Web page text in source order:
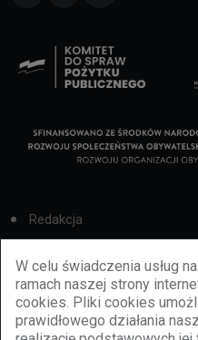
W celu świadczenia usług
ramach naszej strony
cookies. Pliki cookies
prawidłowego działania
Redakcja
Cookies
Reklama
BBiletomania